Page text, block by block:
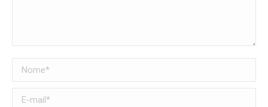
Nome *
E-mail *